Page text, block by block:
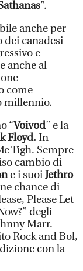
”.
anche per
dei canadesi
e
anche al
come
millennio.
“Voivod” e la
Floyd.In
Tigh. Sempre
cambio di
e i suoiJethro
chance di
Please Let
degli
Marr.
Rock and Bol,
con la